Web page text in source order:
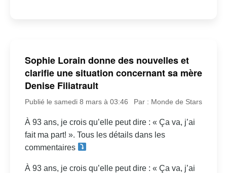
Sophie Lorain donne des nouvelles et
clarifie une situation concernant sa mère
Denise Filiatrault
Publié le samedi 8 mars à 03:46 Par : Monde de Stars
À 93 ans, je crois qu’elle peut dire : « Ça va, j’ai
fait ma part! ». Tous les détails dans les
commentaires
À 93 ans, je crois qu’elle peut dire : « Ça va, j’ai